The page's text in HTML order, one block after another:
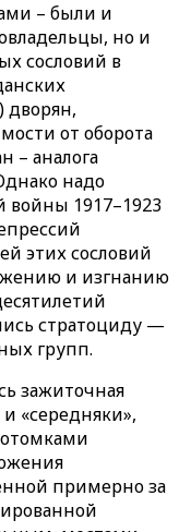
– были и
но и
сословий в
от оборота
– аналога
надо
войны 1917–1923
этих сословий
и изгнанию
стратоциду —
групп.
зажиточная
и «середняки»,
примерно за